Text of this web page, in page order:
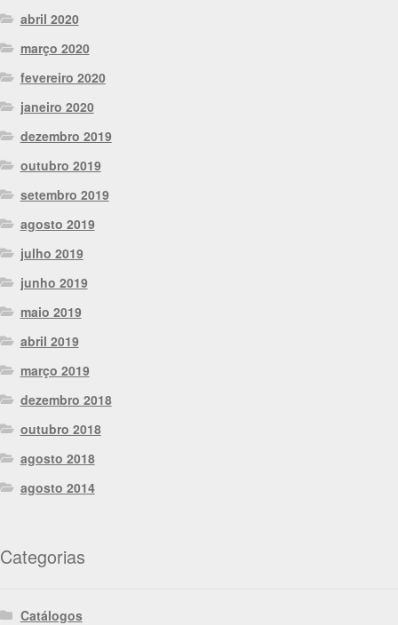
abril 2020
março 2020
fevereiro 2020
janeiro 2020
dezembro 2019
outubro 2019
setembro 2019
agosto 2019
julho 2019
junho 2019
maio 2019
abril 2019
março 2019
dezembro 2018
outubro 2018
agosto 2018
agosto 2014
Categorias
Catálogos